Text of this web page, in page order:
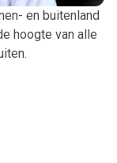
en buitenland
hoogte van alle